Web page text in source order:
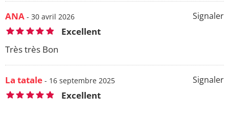
Signaler
ANA - 30 avril 2026
Excellent
Très très Bon
Signaler
La tatale - 16 septembre 2025
Excellent